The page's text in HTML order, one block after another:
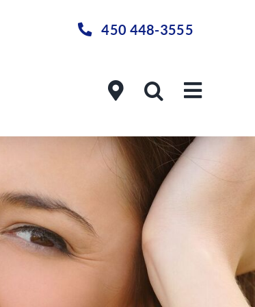
450 448-3555